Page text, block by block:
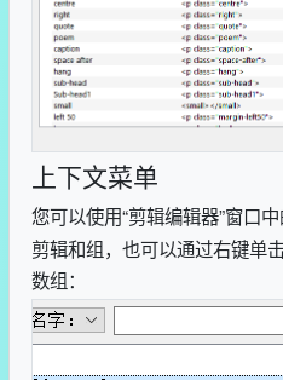
上下文菜单
您可以使用“剪辑编辑器”窗口
剪辑和组，也可以通过右键单
数组：